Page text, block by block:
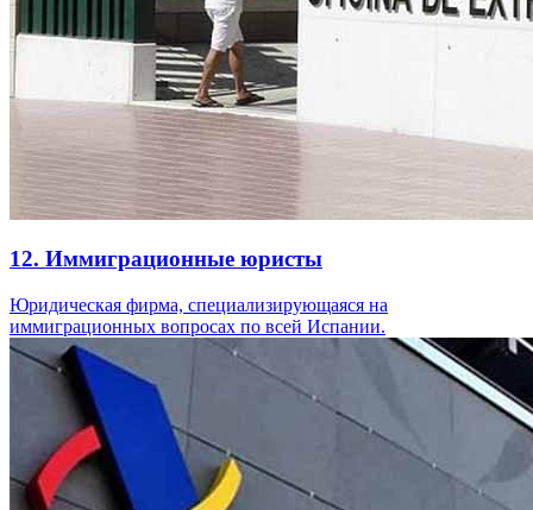
12. Иммиграционные юристы
Юридическая фирма, специализирующаяся на
иммиграционных вопросах по всей Испании.